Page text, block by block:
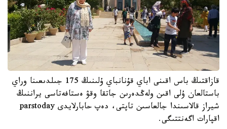
قازاقتىڭ باس اقىنى اباي قۇنانباي ۇلىنىڭ 175 جىلدىعىنا وراي
باستالعان ۇلى اقىن ولەڭدەرىن جاتقا وقۋ ەستافەتاسى يراننىڭ
شيراز قالاسىندا جالعاسىن تاپتى، دەپ حابارلايدى parstoday
اقپارات اگەنتتىگى.